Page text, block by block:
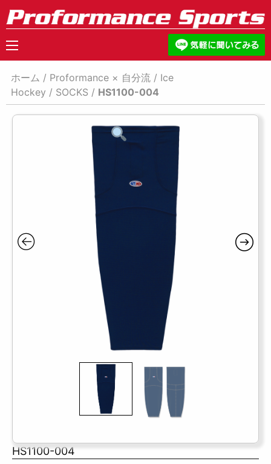
ホーム / Proformance × 自分流 / Ice
Hockey / SOCKS / HS1100-004
HS1100-004